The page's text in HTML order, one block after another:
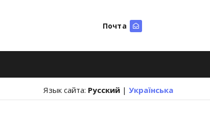
Почта
Язык сайта: Русский | Українська